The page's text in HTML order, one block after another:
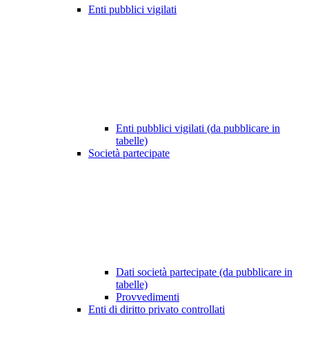
Enti pubblici vigilati
Enti pubblici vigilati (da pubblicare in
tabelle)
Società partecipate
Dati società partecipate (da pubblicare in
tabelle)
Provvedimenti
Enti di diritto privato controllati